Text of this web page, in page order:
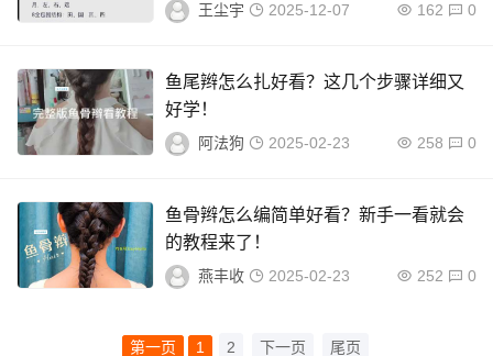
王尘宇 2025-12-07 162 0
鱼尾辫怎么扎好看？这几个步骤详细又
好学！
阿法狗 2025-02-23 258 0
鱼骨辫怎么编简单好看？新手一看就会
的教程来了！
燕丰收 2025-02-23 252 0
第一页 1 2 下一页 尾页